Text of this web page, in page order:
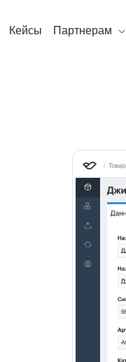
Кейсы Партнерам